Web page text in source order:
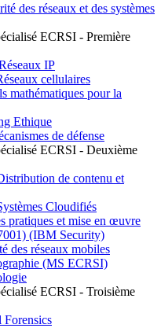
des réseaux et des systèmes
ECRSI - Première
IP
cellulaires
mathématiques pour la
Ethique
de défense
ECRSI - Deuxième
de contenu et
Cloudifiés
pratiques et mise en œuvre
(IBM Security)
des réseaux mobiles
(MS ECRSI)
ECRSI - Troisième